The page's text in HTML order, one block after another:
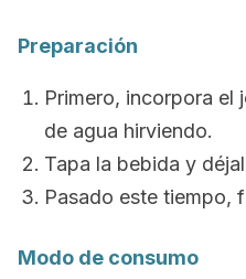
Preparación
Primero, incorpora el
de agua hirviendo.
Tapa la bebida y
Pasado este tiempo,
Modo de consumo